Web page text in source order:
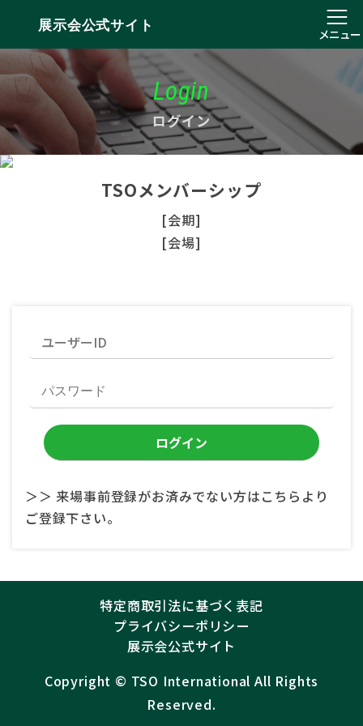
展示会公式サイト
メニュー
Login
ログイン
TSOメンバーシップ
[会期]
[会場]
＞＞ 来場事前登録がお済みでない方はこちらより
ご登録下さい。
特定商取引法に基づく表記
プライバシーポリシー
展示会公式サイト
Copyright ©︎ TSO International All Rights
Reserved.